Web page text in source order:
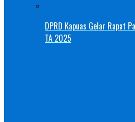
DPRD Kapuas Gelar Rapat
TA 2025